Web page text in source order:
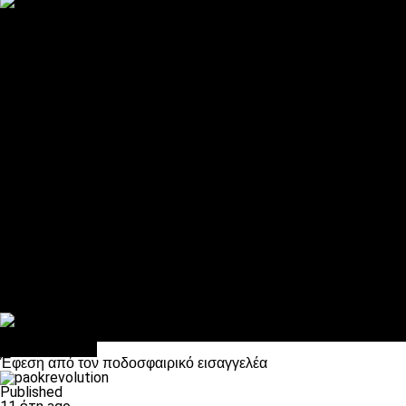
Έφεση από τον ποδοσφαιρικό εισαγγελέα
Published